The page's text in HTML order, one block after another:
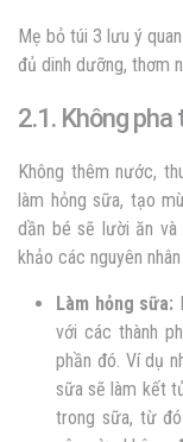
Mẹ bỏ túi 3 lưu ý
đủ dinh dưỡng, thơm
2.1. Không
Không thêm nước,
làm hỏng sữa, tạo
dần bé sẽ lười ăn và
khảo các nguyên
Làm hỏng sữa:
với các thành
phần đó. Ví dụ
sữa sẽ làm kết
trong sữa, từ